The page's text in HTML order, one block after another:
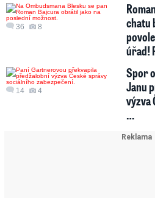
36 8
chatu
úřad!
14 4
Spor
Janu
výzva
…